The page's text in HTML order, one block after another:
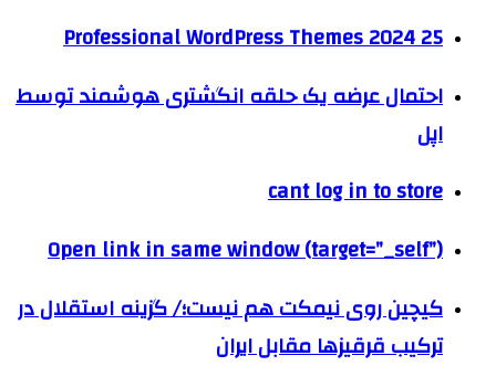
25 Professional WordPress Themes 2024
احتمال عرضه یک حلقه انگشتری هوشمند توسط
اپل
cant log in to store
Open link in same window (target=”_self”)
کیچین روی نیمکت هم نیست؛/ گزینه استقلال در
ترکیب قرقیزها مقابل ایران